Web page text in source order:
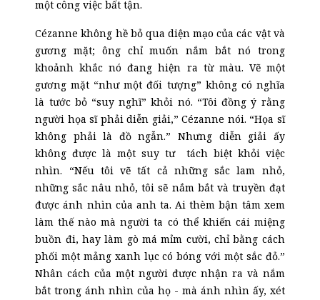
một công việc bất tận.
Cézanne không hề bỏ qua diện mạo của các vật và
gương mặt; ông chỉ muốn nắm bắt nó trong
khoảnh khắc nó đang hiện ra từ màu. Vẽ một
gương mặt “như một đối tượng” không có nghĩa
là tước bỏ “suy nghĩ” khỏi nó. “Tôi đồng ý rằng
người họa sĩ phải diễn giải,” Cézanne nói. “Họa sĩ
không phải là đồ ngẫn.” Nhưng diễn giải ấy
không được là một suy tư tách biệt khỏi việc
nhìn. “Nếu tôi vẽ tất cả những sắc lam nhỏ,
những sắc nâu nhỏ, tôi sẽ nắm bắt và truyền đạt
được ánh nhìn của anh ta. Ai thèm bận tâm xem
làm thế nào mà người ta có thể khiến cái miệng
buồn đi, hay làm gò má mỉm cười, chỉ bằng cách
phối một mảng xanh lục có bóng với một sắc đỏ.”
Nhân cách của một người được nhận ra và nắm
bắt trong ánh nhìn của họ - mà ánh nhìn ấy, xét